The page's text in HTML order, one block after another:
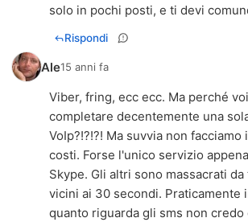
solo in pochi posti, e ti devi
Rispondi
Ale15 anni fa
Viber, fring, ecc ecc. Ma perché
completare decentemente una
VoIp?!?!?! Ma suvvia non
costi. Forse l'unico servizio
Skype. Gli altri sono massacrati
vicini ai 30 secondi. Praticamente
quanto riguarda gli sms non